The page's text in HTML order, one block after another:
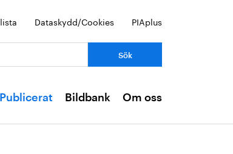
Dataskydd/Cookies PIAplus
Publicerat Bildbank Om oss